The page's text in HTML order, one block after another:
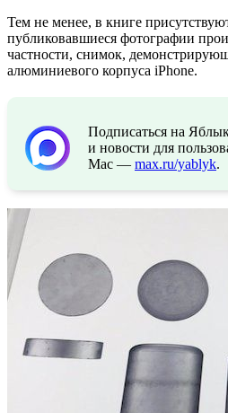
Тем не менее, в книге
публиковавшиеся фотографии
частности, снимок,
алюминиевого корпуса iPhone.
Подписаться на
и новости для
Mac — max.ru/yablyk.